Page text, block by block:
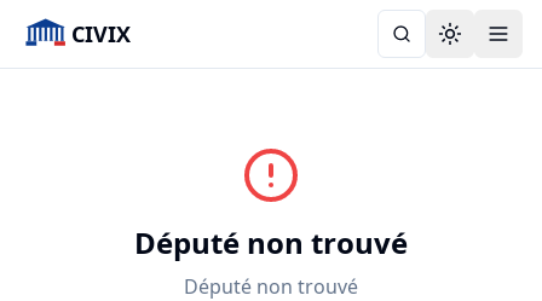
CIVIX Toggle
Député non trouvé
Député non trouvé